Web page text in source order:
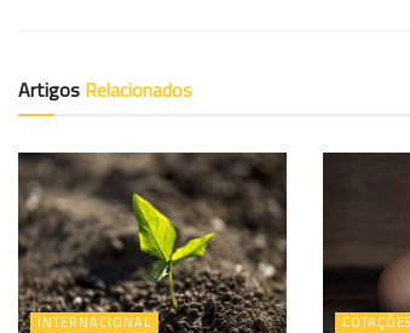
Artigos Relacionados
INTERNACIONAL